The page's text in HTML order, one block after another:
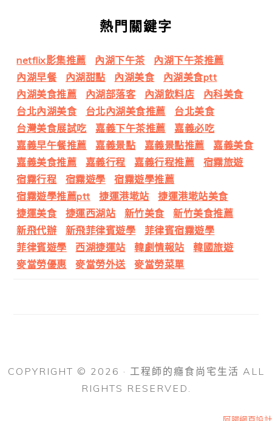
熱門關鍵字
netflix影集推薦 內湖下午茶
內湖下午茶推薦
內湖早餐
內湖甜點 內湖美食
內湖美食ptt
內湖美食推薦
內湖部落客 內湖飲料店
內科美食
台北內湖美食
台北內湖美食推薦
台北美食
台灣美食展試吃
嘉義下午茶推薦
嘉義必吃
嘉義早午餐推薦
嘉義景點 嘉義景點推薦
嘉義美食
嘉義美食推薦
嘉義行程 嘉義行程推薦
宿霧旅遊
宿霧行程
宿霧遊學
宿霧遊學推薦
宿霧遊學推薦ptt
捷運港墘站
捷運港墘站美食
捷運美食
捷運西湖站 新竹美食
新竹美食推薦
新飛代辦
新飛菲律賓遊學
菲律賓宿霧遊學
菲律賓遊學
西湖捷運站 韓劇情報站
韓國旅遊
麥當勞優惠
麥當勞外送 麥當勞菜單
COPYRIGHT © 2026 · 工程師的癮食尚宅生活 ALL
RIGHTS RESERVED.